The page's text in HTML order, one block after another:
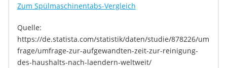
Zum Spülmaschinentabs-Vergleich
Quelle:
https://de.statista.com/statistik/daten/studie/878226/um
frage/umfrage-zur-aufgewandten-zeit-zur-reinigung-
des-haushalts-nach-laendern-weltweit/